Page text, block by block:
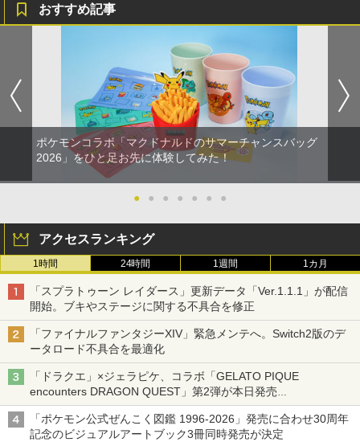
おすすめ記事
ポケモンコラボ「マクドナルドのサマーチャンスバッグ
2026」をひと足お先に体験してみた！
● ● ● ● ● ● ●
アクセスランキング
1時間 24時間 1週間 1カ月
「スプラトゥーン レイダース」更新データ「Ver.1.1.1」が配信
開始。ブキやステージに関する不具合を修正
「ファイナルファンタジーXIV」緊急メンテへ。Switch2版のデ
ータロード不具合を最適化
「ドラクエ」×ジェラピケ、コラボ「GELATO PIQUE
encounters DRAGON QUEST」第2弾が本日発売
アイスカップに入ったスライムやわたぼう、ベビーサタンなどが
オリジナルアートで登場
「ポケモン公式ぜんこく図鑑 1996-2026」発売に合わせ30周年
記念のビジュアルアートブック3冊同時発売が決定